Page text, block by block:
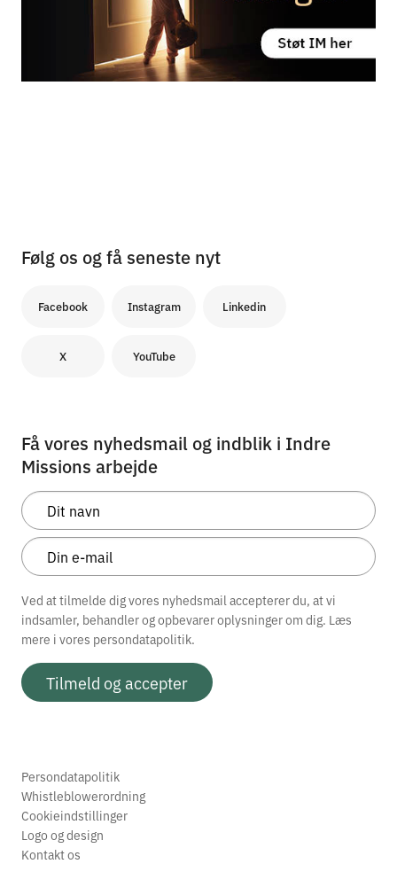
Følg os og få seneste nyt
Facebook Instagram Linkedin
X YouTube
Få vores nyhedsmail og indblik i Indre
Missions arbejde
Ved at tilmelde dig vores nyhedsmail accepterer du, at vi
indsamler, behandler og opbevarer oplysninger om dig. Læs
mere i vores persondatapolitik.
Tilmeld og accepter
Persondatapolitik
Whistleblowerordning
Cookieindstillinger
Logo og design
Kontakt os